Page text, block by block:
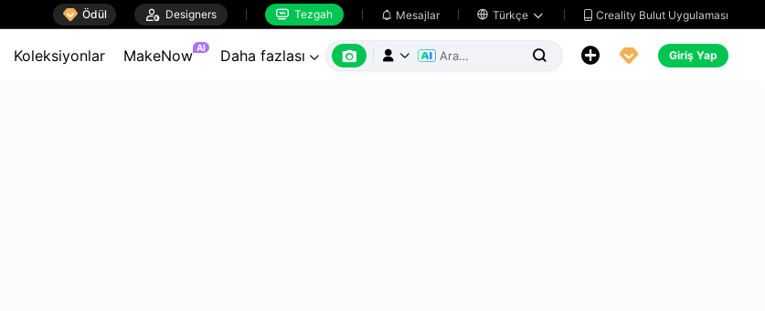
 Ödül  Designers  Tezgah  Mesajlar  Türkçe   Creality Bulut Uygulaması
Koleksiyonlar MakeNow AI Daha fazlası        Giriş Yap